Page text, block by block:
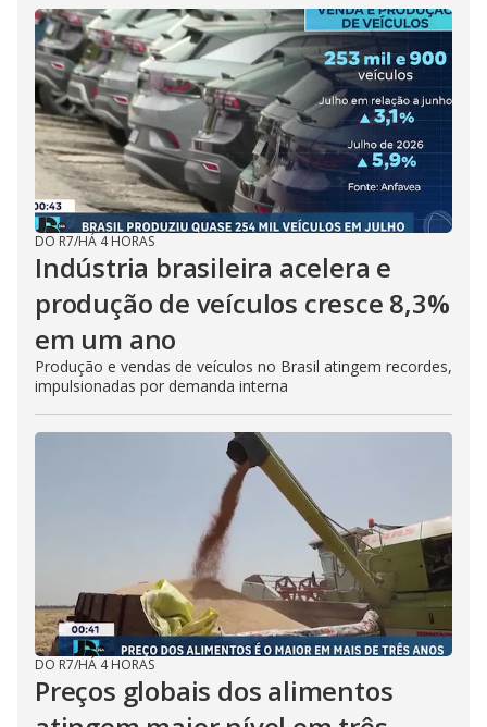
DO R7/HÁ 4 HORAS
Indústria brasileira acelera e
produção de veículos cresce 8,3%
em um ano
Produção e vendas de veículos no Brasil atingem recordes,
impulsionadas por demanda interna
DO R7/HÁ 4 HORAS
Preços globais dos alimentos